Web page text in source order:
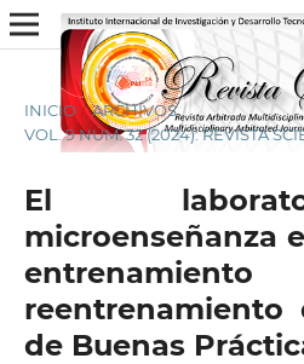
INICIO / ARCHIVOS /
VOL. 9 NÚM. 32 (2024): REVISTA
El
microenseñanza
reentrenamiento
de Buenas